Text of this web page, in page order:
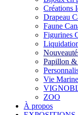
Créations
Drapeau
Faune
Figurines
Papillon
Vie
ZOO
À propos